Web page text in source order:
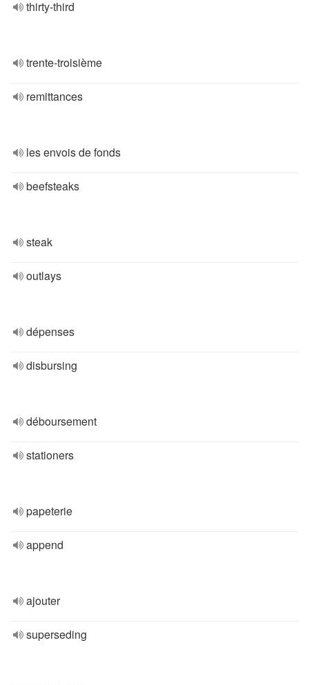
thirty-third
trente-troisième
remittances
les envois de fonds
beefsteaks
steak
outlays
dépenses
disbursing
déboursement
stationers
papeterie
append
ajouter
superseding